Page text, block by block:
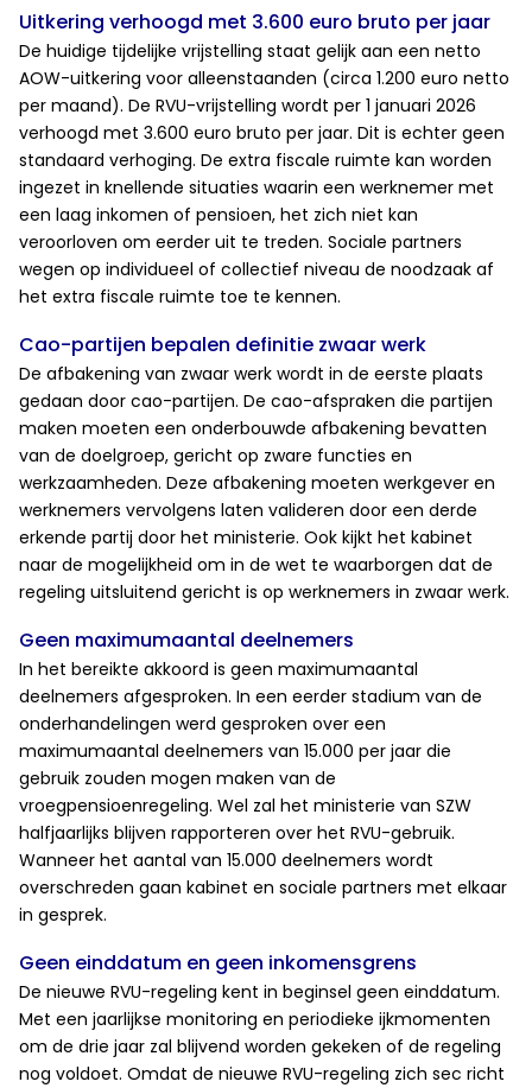
Uitkering verhoogd met 3.600 euro bruto per jaar
De huidige tijdelijke vrijstelling staat gelijk aan een netto
AOW-uitkering voor alleenstaanden (circa 1.200 euro netto
per maand). De RVU-vrijstelling wordt per 1 januari 2026
verhoogd met 3.600 euro bruto per jaar. Dit is echter geen
standaard verhoging. De extra fiscale ruimte kan worden
ingezet in knellende situaties waarin een werknemer met
een laag inkomen of pensioen, het zich niet kan
veroorloven om eerder uit te treden. Sociale partners
wegen op individueel of collectief niveau de noodzaak af
het extra fiscale ruimte toe te kennen.
Cao-partijen bepalen definitie zwaar werk
De afbakening van zwaar werk wordt in de eerste plaats
gedaan door cao-partijen. De cao-afspraken die partijen
maken moeten een onderbouwde afbakening bevatten
van de doelgroep, gericht op zware functies en
werkzaamheden. Deze afbakening moeten werkgever en
werknemers vervolgens laten valideren door een derde
erkende partij door het ministerie. Ook kijkt het kabinet
naar de mogelijkheid om in de wet te waarborgen dat de
regeling uitsluitend gericht is op werknemers in zwaar werk.
Geen maximumaantal deelnemers
In het bereikte akkoord is geen maximumaantal
deelnemers afgesproken. In een eerder stadium van de
onderhandelingen werd gesproken over een
maximumaantal deelnemers van 15.000 per jaar die
gebruik zouden mogen maken van de
vroegpensioenregeling. Wel zal het ministerie van SZW
halfjaarlijks blijven rapporteren over het RVU-gebruik.
Wanneer het aantal van 15.000 deelnemers wordt
overschreden gaan kabinet en sociale partners met elkaar
in gesprek.
Geen einddatum en geen inkomensgrens
De nieuwe RVU-regeling kent in beginsel geen einddatum.
Met een jaarlijkse monitoring en periodieke ijkmomenten
om de drie jaar zal blijvend worden gekeken of de regeling
nog voldoet. Omdat de nieuwe RVU-regeling zich sec richt